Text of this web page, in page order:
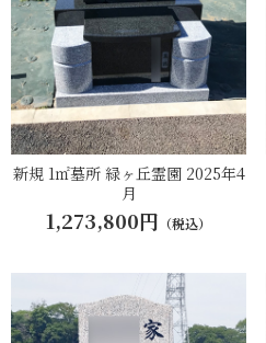
新規 1㎡墓所 緑ヶ丘霊園 2025年4
月
1,273,800円 （税込）